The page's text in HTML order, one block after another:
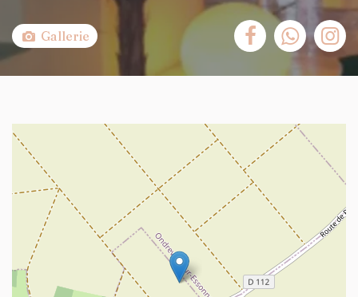
Gallerie
−